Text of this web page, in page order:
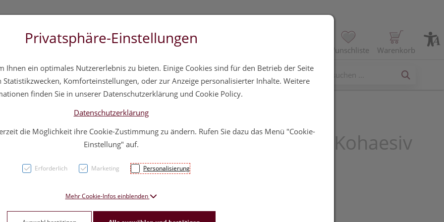
Wunschliste Warenkorb
Hautpflege Familie Nahrungsergänzung Diverses
Mullbinden Askina Kohaesiv
20mx 8cm 1st
10,70 EUR
Privatsphäre-Einstellungen
Ihnen ein optimales Nutzererlebnis zu bieten. Einige Cookies sind für den Betrieb der Seite
Komforteinstellungen, oder zur Anzeige personalisierter Inhalte. Weitere
finden Sie in unserer Datenschutzerklärung und Cookie Policy.
Datenschutzerklärung
die Möglichkeit ihre Cookie-Zustimmung zu ändern. Rufen Sie dazu das Menü "Cookie-
Einstellung" auf.
Erforderlich Marketing Personalisierung
Mehr Cookie-Infos einblenden